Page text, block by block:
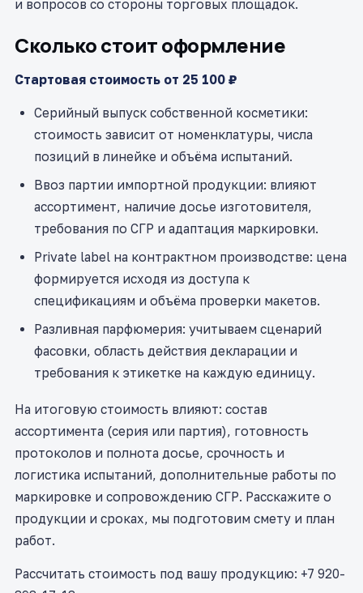
и вопросов со стороны торговых площадок.
Сколько стоит оформление
Стартовая стоимость от 25 100 ₽
Серийный выпуск собственной косметики:
стоимость зависит от номенклатуры, числа
позиций в линейке и объёма испытаний.
Ввоз партии импортной продукции: влияют
ассортимент, наличие досье изготовителя,
требования по СГР и адаптация маркировки.
Private label на контрактном производстве: цена
формируется исходя из доступа к
спецификациям и объёма проверки макетов.
Разливная парфюмерия: учитываем сценарий
фасовки, область действия декларации и
требования к этикетке на каждую единицу.
На итоговую стоимость влияют: состав
ассортимента (серия или партия), готовность
протоколов и полнота досье, срочность и
логистика испытаний, дополнительные работы по
маркировке и сопровождению СГР. Расскажите о
продукции и сроках, мы подготовим смету и план
работ.
Рассчитать стоимость под вашу продукцию: +7 920-